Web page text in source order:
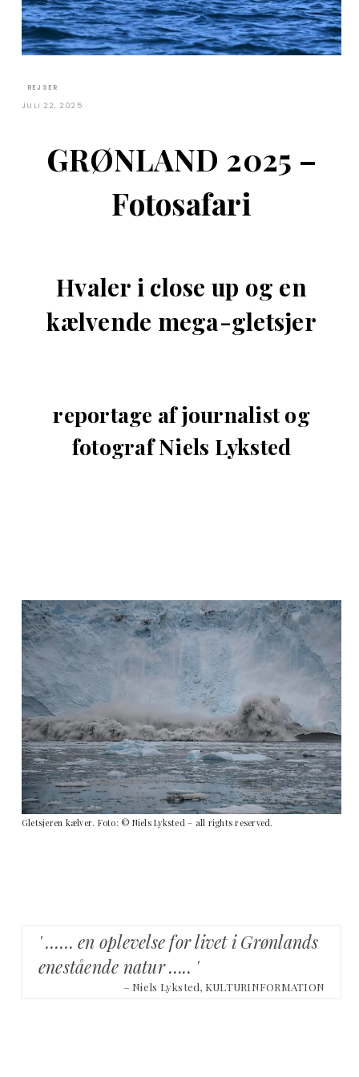
REJSER
JULI 22, 2025
GRØNLAND 2025 –
Fotosafari
Hvaler i close up og en
kælvende mega-gletsjer
reportage af journalist og
fotograf Niels Lyksted
Gletsjeren kælver. Foto: © Niels Lyksted – all rights reserved.
' …… en oplevelse for livet i Grønlands
enestående natur ….. '
– Niels Lyksted, KULTURINFORMATION